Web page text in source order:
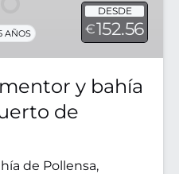
DESDE
€152.56
AÑOS
y bahía
de
de Pollensa,